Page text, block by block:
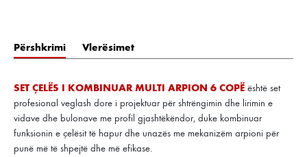
Përshkrimi Vlerësimet
SET ÇELËS I KOMBINUAR MULTI ARPION 6 COPË është set
profesional veglash dore i projektuar për shtrëngimin dhe lirimin e
vidave dhe bulonave me profil gjashtëkëndor, duke kombinuar
funksionin e çelësit të hapur dhe unazës me mekanizëm arpioni për
punë më të shpejtë dhe më efikase.